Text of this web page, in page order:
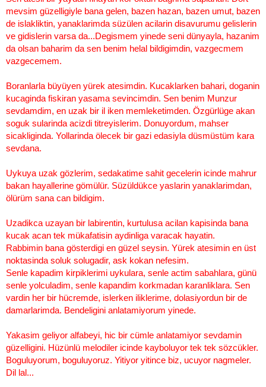
mevsim güzelligiyle bana gelen, bazen hazan, bazen umut, bazen
de islakliktin, yanaklarimda süzülen acilarin disavurumu gelislerin
ve gidislerin varsa da...Degismem yinede seni dünyayla, hazanim
da olsan baharim da sen benim helal bildigimdin, vazgecmem
vazgecemem.
Boranlarla büyüyen yürek atesimdin. Kucaklarken bahari, doganin
kucaginda fiskiran yasama sevincimdin. Sen benim Munzur
sevdamdim, en uzak bir il iken memleketimden. Özgürlüge akan
soguk sularinda acizdi titreyislerim. Donuyordum, mahser
sicakliginda. Yollarinda ölecek bir gazi edasiyla düsmüstüm kara
sevdana.
Uykuya uzak gözlerim, sedakatime sahit gecelerin icinde mahrur
bakan hayallerine gömülür. Süzüldükce yaslarin yanaklarimdan,
ölürüm sana can bildigim.
Uzadikca uzayan bir labirentin, kurtulusa acilan kapisinda bana
kucak acan tek mükafatisin aydinliga varacak hayatin.
Rabbimin bana gösterdigi en güzel seysin. Yürek atesimin en üst
noktasinda soluk solugadir, ask kokan nefesim.
Senle kapadim kirpiklerimi uykulara, senle actim sabahlara, günü
senle yolculadim, senle kapandim korkmadan karanliklara. Sen
vardin her bir hücremde, islerken iliklerime, dolasiyordun bir de
damarlarimda. Bendeligini anlatamiyorum yinede.
Yakasim geliyor alfabeyi, hic bir cümle anlatamiyor sevdamin
güzelligini. Hüzünlü melodiler icinde kayboluyor tek tek sözcükler.
Boguluyorum, boguluyoruz. Yitiyor yitince biz, ucuyor nagmeler.
Dil lal...